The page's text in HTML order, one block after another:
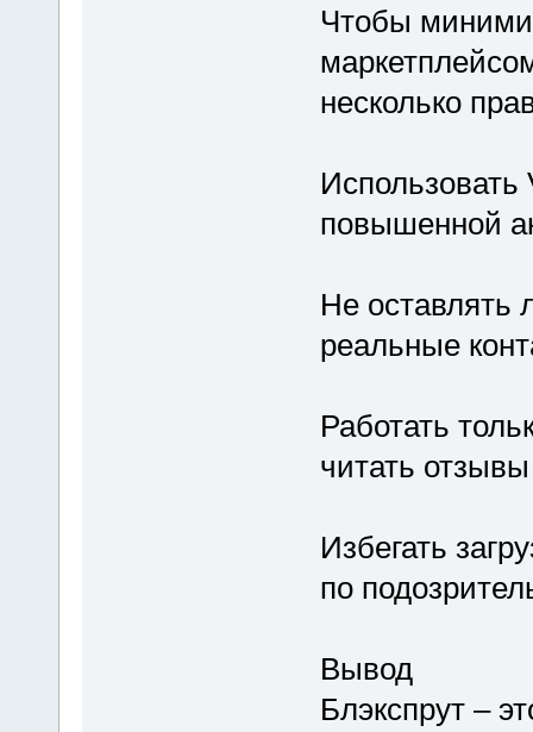
Чтобы
несколько
Использовать
повышенной
Не оставлять
реальные
Работать
читать
Избегать
по
Вывод
Блэкспрут –